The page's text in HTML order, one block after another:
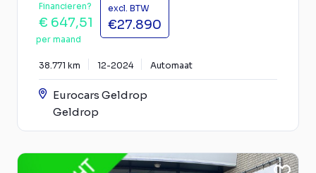
Financieren?
€ 647,51
per maand
excl. BTW
€27.890
38.771 km 12-2024 Automaat
Eurocars Geldrop
Geldrop